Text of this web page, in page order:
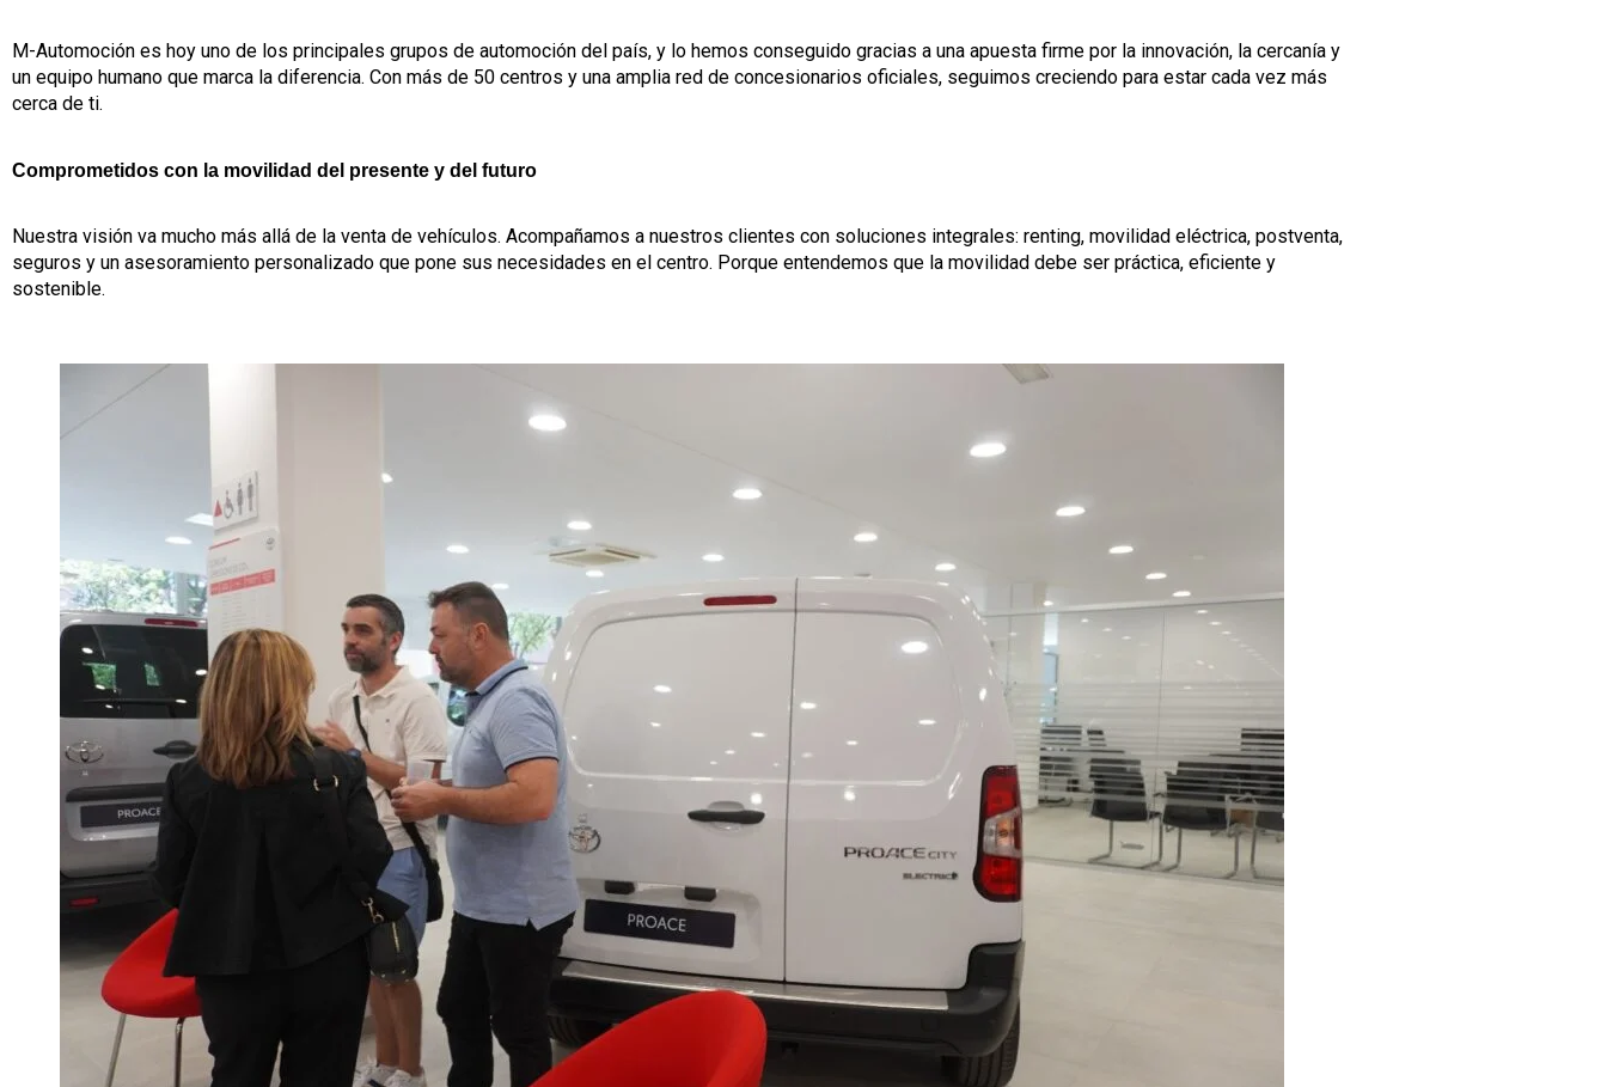
M-Automoción es hoy uno de los principales grupos de automoción del país, y lo hemos conseguido gracias a una apuesta firme por la innovación, la cercanía y
un equipo humano que marca la diferencia. Con más de 50 centros y una amplia red de concesionarios oficiales, seguimos creciendo para estar cada vez más
cerca de ti.
Comprometidos con la movilidad del presente y del futuro
Nuestra visión va mucho más allá de la venta de vehículos. Acompañamos a nuestros clientes con soluciones integrales: renting, movilidad eléctrica, postventa,
seguros y un asesoramiento personalizado que pone sus necesidades en el centro. Porque entendemos que la movilidad debe ser práctica, eficiente y
sostenible.